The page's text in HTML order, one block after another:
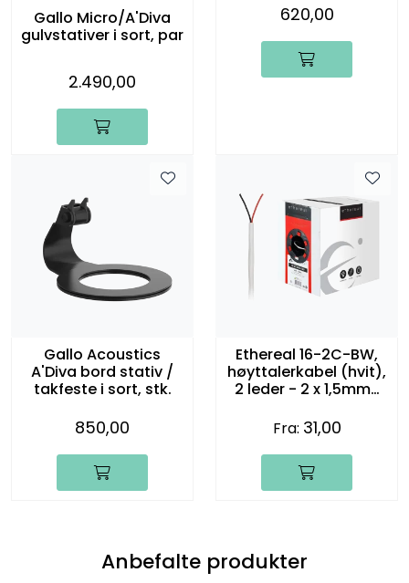
Gallo Micro/A'Diva
gulvstativer i sort, par
2.490,00
620,00
Gallo Acoustics
A'Diva bord stativ /
takfeste i sort, stk.
850,00
Ethereal 16-2C-BW,
høyttalerkabel (hvit),
2 leder - 2 x 1,5mm2
Fra: 31,00
Anbefalte produkter